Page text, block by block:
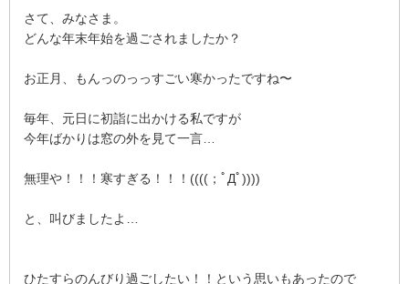
さて、みなさま。
どんな年末年始を過ごされましたか？
お正月、もんっのっっすごい寒かったですね〜
毎年、元日に初詣に出かける私ですが
今年ばかりは窓の外を見て一言…
無理や！！！寒すぎる！！！((((；ﾟДﾟ))))
と、叫びましたよ…
ひたすらのんびり過ごしたい！！という思いもあったので